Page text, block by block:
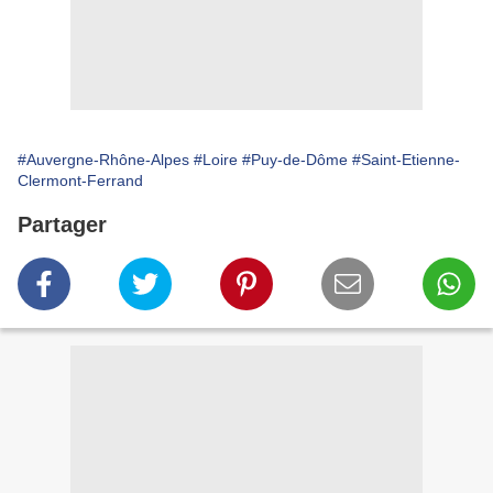
#Auvergne-Rhône-Alpes #Loire #Puy-de-Dôme #Saint-Etienne-
Clermont-Ferrand
Partager